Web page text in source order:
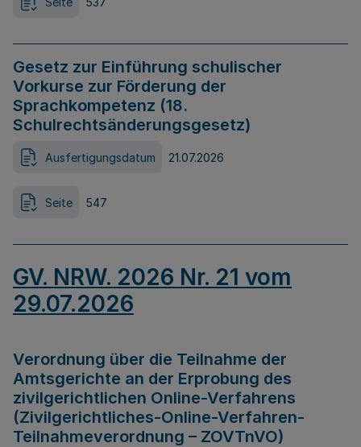
Gesetz zur Einführung schulischer
Vorkurse zur Förderung der
Sprachkompetenz (18.
Schulrechtsänderungsgesetz)
Ausfertigungsdatum 21.07.2026
Seite 547
GV. NRW. 2026 Nr. 21 vom
29.07.2026
Verordnung über die Teilnahme der
Amtsgerichte an der Erprobung des
zivilgerichtlichen Online-Verfahrens
(Zivilgerichtliches-Online-Verfahren-
Teilnahmeverordnung – ZOVTnVO)